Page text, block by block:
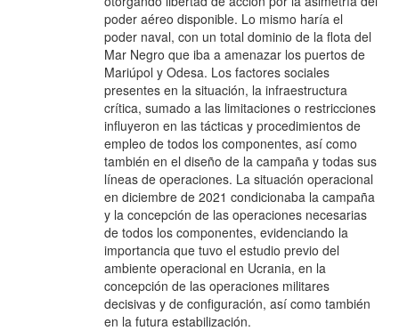
poder aéreo disponible. Lo mismo haría el
poder naval, con un total dominio de la flota del
Mar Negro que iba a amenazar los puertos de
Mariúpol y Odesa. Los factores sociales
presentes en la situación, la infraestructura
crítica, sumado a las limitaciones o restricciones
influyeron en las tácticas y procedimientos de
empleo de todos los componentes, así como
también en el diseño de la campaña y todas sus
líneas de operaciones. La situación operacional
en diciembre de 2021 condicionaba la campaña
y la concepción de las operaciones necesarias
de todos los componentes, evidenciando la
importancia que tuvo el estudio previo del
ambiente operacional en Ucrania, en la
concepción de las operaciones militares
decisivas y de configuración, así como también
en la futura estabilización.